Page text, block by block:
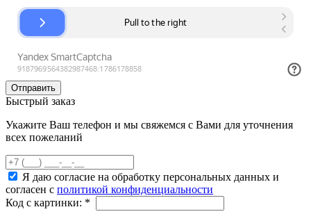
Быстрый заказ
Укажите Ваш телефон и мы свяжемся с Вами для уточнения
всех пожеланий
Я даю согласие на обработку персональных данных и
согласен с политикой конфиденциальности
Код с картинки: *